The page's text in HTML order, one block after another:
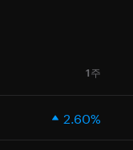
1주
2.60%